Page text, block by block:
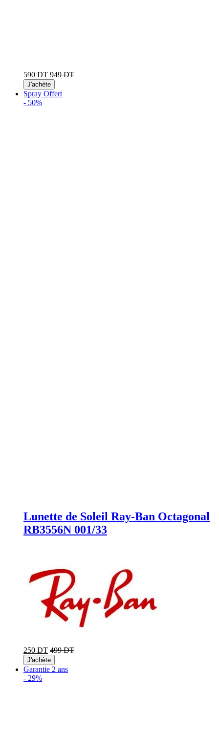
590 DT 949 DT
J'achète
Spray Offert
- 50%
Lunette de Soleil Ray-Ban Octagonal
RB3556N 001/33
250 DT 499 DT
J'achète
Garantie 2 ans
- 29%